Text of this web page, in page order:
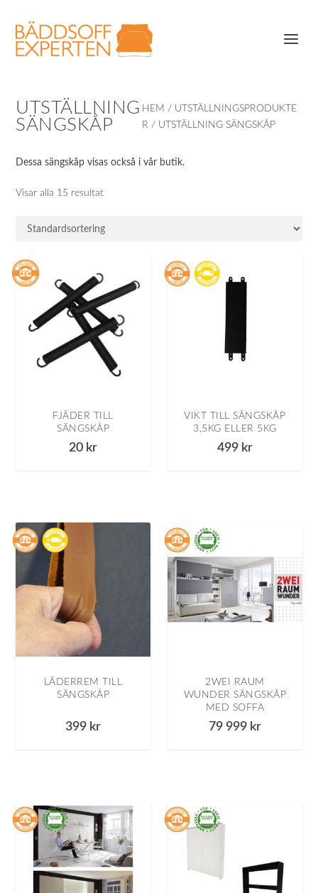
UTSTÄLLNING
SÄNGSKÅP
HEM / UTSTÄLLNINGSPRODUKTE
R / UTSTÄLLNING SÄNGSKÅP
Dessa sängskåp visas också i vår butik.
Visar alla 15 resultat
FJÄDER TILL
SÄNGSKÅP
20 kr
VIKT TILL SÄNGSKÅP
3,5KG ELLER 5KG
499 kr
LÄDERREM TILL
SÄNGSKÅP
399 kr
2WEI RAUM
WUNDER SÄNGSKÅP
MED SOFFA
79 999 kr